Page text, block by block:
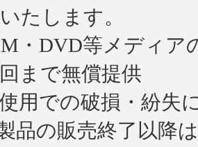
たします。
・DVD等メディア
まで無償提供
での破損・紛失
の販売終了以降